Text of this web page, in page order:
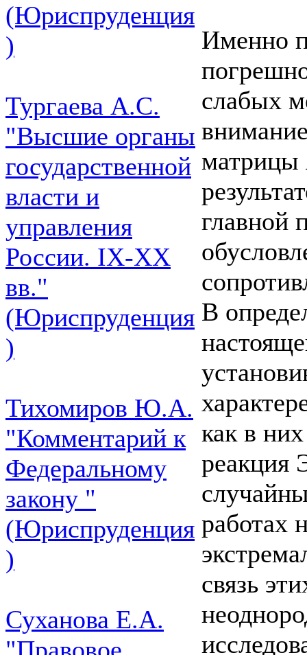
(Юриспруденция
)
Тургаева А.С.
"Высшие органы
государственной
власти и
управления
России. IХ-ХХ
вв."
(Юриспруденция
)
Тихомиров Ю.А.
"Комментарий к
Федеральному
закону "
(Юриспруденция
)
Суханова Е.А.
Именно
слабых
матрицы
главной
В
как в
реакция
работах
связь